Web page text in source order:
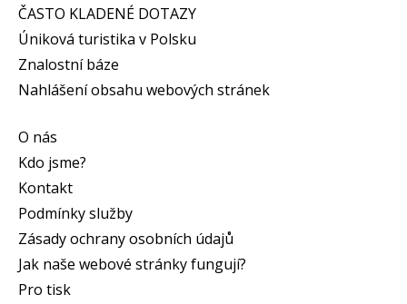
ČASTO KLADENÉ DOTAZY
Úniková turistika v Polsku
Znalostní báze
Nahlášení obsahu webových stránek
O nás
Kdo jsme?
Kontakt
Podmínky služby
Zásady ochrany osobních údajů
Jak naše webové stránky fungují?
Pro tisk